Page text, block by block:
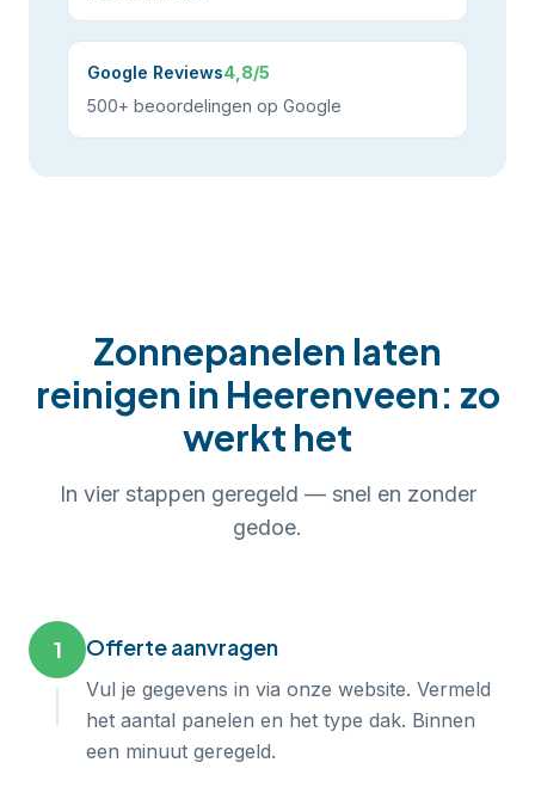
Google Reviews4,8/5
500+ beoordelingen op Google
Zonnepanelen laten
reinigen in Heerenveen: zo
werkt het
In vierstappen geregeld — snel en zonder
gedoe.
1 Offerte aanvragen
Vul je gegevens in via onze website. Vermeld
het aantal panelen en het type dak. Binnen
een minuut geregeld.